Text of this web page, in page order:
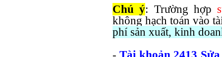
Chú ý: Trường hợp
không hạch toán vào
phí sản xuất, kinh